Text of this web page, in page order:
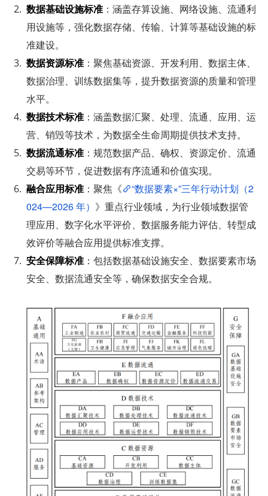
数据基础设施标准 ：涵盖存算设施、网络设施、流通利
用设施等，强化数据存储、传输、计算等基础设施的标
准建设。
数据资源标准 ：聚焦基础资源、开发利用、数据主体、
数据治理、训练数据集等，提升数据资源的质量和管理
水平。
数据技术标准 ：涵盖数据汇聚、处理、流通、应用、运
营、销毁等技术，为数据全生命周期提供技术支持。
数据流通标准 ：规范数据产品、确权、资源定价、流通
交易等环节，促进数据有序流通和价值实现。
融合应用标准 ：聚焦《
“数据要素×”三年行动计划（2
024—2026 年） 》重点行业领域，为行业领域数据管
理应用、数字化水平评价、数据服务能力评估、转型成
效评价等融合应用提供标准支撑。
安全保障标准 ：包括数据基础设施安全、数据要素市场
安全、数据流通安全等，确保数据安全合规。